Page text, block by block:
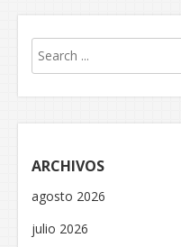
ARCHIVOS
agosto 2026
julio 2026